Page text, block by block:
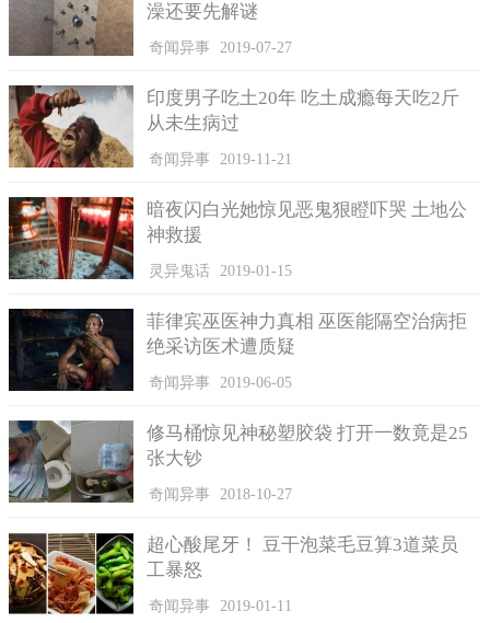
澡还要先解谜
奇闻异事 2019-07-27
印度男子吃土20年 吃土成瘾每天吃2斤
从未生病过
奇闻异事 2019-11-21
暗夜闪白光她惊见恶鬼狠瞪吓哭 土地公
神救援
灵异鬼话 2019-01-15
菲律宾巫医神力真相 巫医能隔空治病拒
绝采访医术遭质疑
奇闻异事 2019-06-05
修马桶惊见神秘塑胶袋 打开一数竟是25
张大钞
奇闻异事 2018-10-27
超心酸尾牙！ 豆干泡菜毛豆算3道菜员
工暴怒
奇闻异事 2019-01-11